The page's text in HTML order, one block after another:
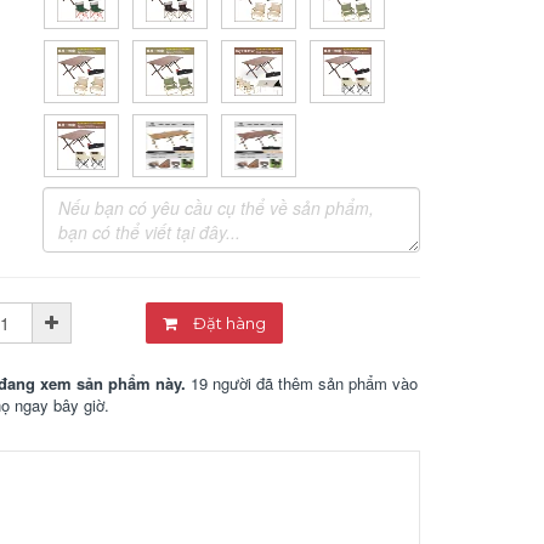
Đặt hàng
xem sản phẩm này. 19 người đã thêm sản phẩm vào
ngay bây giờ.